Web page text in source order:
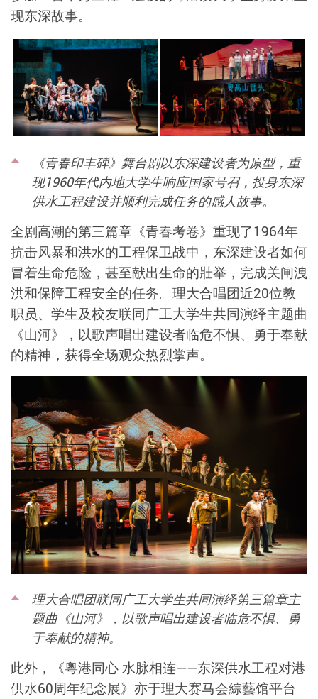
现东深故事。
《青春印丰碑》舞台剧以东深建设者为原型，重
现1960年代内地大学生响应国家号召，投身东深
供水工程建设并顺利完成任务的感人故事。
全剧高潮的第三篇章《青春考卷》重现了1964年
抗击风暴和洪水的工程保卫战中，东深建设者如何
冒着生命危险，甚至献出生命的壯举，完成关闸洩
洪和保障工程安全的任务。理大合唱团近20位教
职员、学生及校友联同广工大学生共同演绎主题曲
《山河》，以歌声唱出建设者临危不惧、勇于奉献
的精神，获得全场观众热烈掌声。
理大合唱团联同广工大学生共同演绎第三篇章主
题曲《山河》，以歌声唱出建设者临危不惧、勇
于奉献的精神。
此外，《粵港同心 水脉相连——东深供水工程对港
供水60周年纪念展》亦于理大赛马会綜藝馆平台